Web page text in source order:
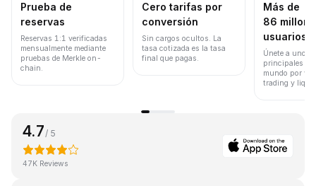
Prueba de
reservas
Reservas 1:1 verificadas
mensualmente mediante
pruebas de Merkle on-
chain.
Cero tarifas por
conversión
Sin cargos ocultos. La
tasa cotizada es la tasa
final que pagas.
Más de
86
usuarios
Únete a uno
principales
mundo por
trading y
4.7/ 5
47K Reviews